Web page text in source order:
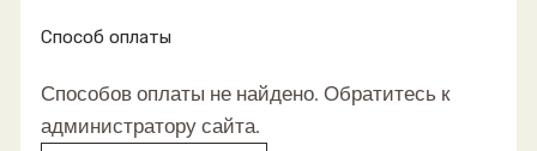
Способ оплаты
Способов оплаты не найдено. Обратитесь к
администратору сайта.